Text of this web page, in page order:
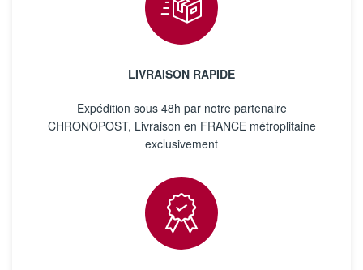
LIVRAISON RAPIDE
Expédition sous 48h par notre partenaire
CHRONOPOST, Livraison en FRANCE métroplitaine
exclusivement